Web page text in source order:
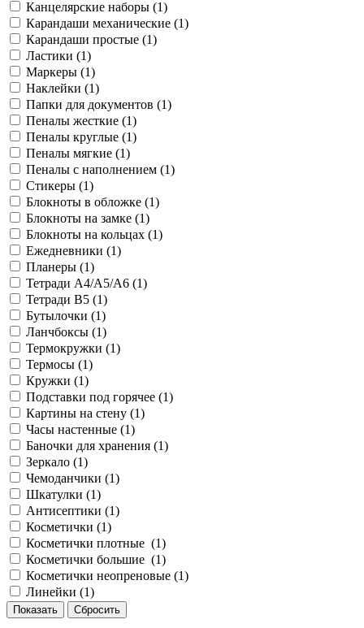
Канцелярские наборы (1)
Карандаши механические (1)
Карандаши простые (1)
Ластики (1)
Маркеры (1)
Наклейки (1)
Папки для документов (1)
Пеналы жесткие (1)
Пеналы круглые (1)
Пеналы мягкие (1)
Пеналы с наполнением (1)
Стикеры (1)
Блокноты в обложке (1)
Блокноты на замке (1)
Блокноты на кольцах (1)
Ежедневники (1)
Планеры (1)
Тетради A4/A5/A6 (1)
Тетради B5 (1)
Бутылочки (1)
Ланчбоксы (1)
Термокружки (1)
Термосы (1)
Кружки (1)
Подставки под горячее (1)
Картины на стену (1)
Часы настенные (1)
Баночки для хранения (1)
Зеркало (1)
Чемоданчики (1)
Шкатулки (1)
Антисептики (1)
Косметички (1)
Косметички плотные (1)
Косметички большие (1)
Косметички неопреновые (1)
Линейки (1)